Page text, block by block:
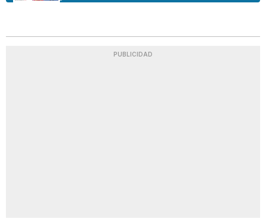
PUBLICIDAD